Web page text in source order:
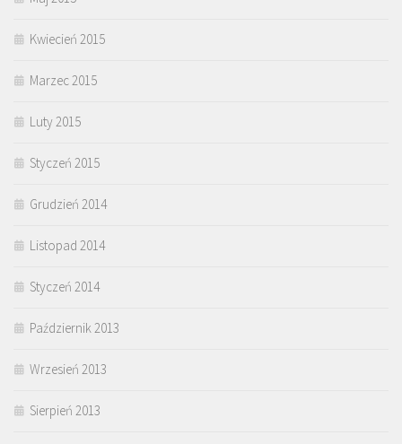
Kwiecień 2015
Marzec 2015
Luty 2015
Styczeń 2015
Grudzień 2014
Listopad 2014
Styczeń 2014
Październik 2013
Wrzesień 2013
Sierpień 2013